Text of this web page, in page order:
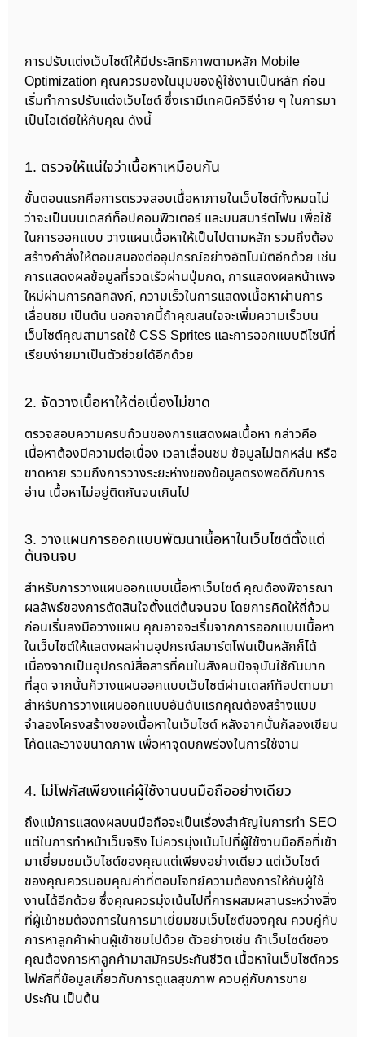
การปรับแต่งเว็บไซต์ให้มีประสิทธิภาพตามหลัก Mobile
Optimization คุณควรมองในมุมของผู้ใช้งานเป็นหลัก ก่อน
เริ่มทำการปรับแต่งเว็บไซต์ ซึ่งเรามีเทคนิควิธีง่าย ๆ ในการมา
เป็นไอเดียให้กับคุณ ดังนี้
1. ตรวจให้แน่ใจว่าเนื้อหาเหมือนกัน
ขั้นตอนแรกคือการตรวจสอบเนื้อหาภายในเว็บไซต์ทั้งหมดไม่
ว่าจะเป็นบนเดสก์ท็อปคอมพิวเตอร์ และบนสมาร์ตโฟน เพื่อใช้
ในการออกแบบ วางแผนเนื้อหาให้เป็นไปตามหลัก รวมถึงต้อง
สร้างคำสั่งให้ตอบสนองต่ออุปกรณ์อย่างอัตโนมัติอีกด้วย เช่น
การแสดงผลข้อมูลที่รวดเร็วผ่านปุ่มกด, การแสดงผลหน้าเพจ
ใหม่ผ่านการคลิกลิงก์, ความเร็วในการแสดงเนื้อหาผ่านการ
เลื่อนชม เป็นต้น นอกจากนี้ถ้าคุณสนใจจะเพิ่มความเร็วบน
เว็บไซต์คุณสามารถใช้ CSS Sprites และการออกแบบดีไซน์ที่
เรียบง่ายมาเป็นตัวช่วยได้อีกด้วย
2. จัดวางเนื้อหาให้ต่อเนื่องไม่ขาด
ตรวจสอบความครบถ้วนของการแสดงผลเนื้อหา กล่าวคือ
เนื้อหาต้องมีความต่อเนื่อง เวลาเลื่อนชม ข้อมูลไม่ตกหล่น หรือ
ขาดหาย รวมถึงการวางระยะห่างของข้อมูลตรงพอดีกับการ
อ่าน เนื้อหาไม่อยู่ติดกันจนเกินไป
3. วางแผนการออกแบบพัฒนาเนื้อหาในเว็บไซต์ตั้งแต่
ต้นจนจบ
สำหรับการวางแผนออกแบบเนื้อหาเว็บไซต์ คุณต้องพิจารณา
ผลลัพธ์ของการตัดสินใจตั้งแต่ต้นจนจบ โดยการคิดให้ถี่ถ้วน
ก่อนเริ่มลงมือวางแผน คุณอาจจะเริ่มจากการออกแบบเนื้อหา
ในเว็บไซต์ให้แสดงผลผ่านอุปกรณ์สมาร์ตโฟนเป็นหลักก็ได้
เนื่องจากเป็นอุปกรณ์สื่อสารที่คนในสังคมปัจจุบันใช้กันมาก
ที่สุด จากนั้นก็วางแผนออกแบบเว็บไซต์ผ่านเดสก์ท็อปตามมา
สำหรับการวางแผนออกแบบอันดับแรกคุณต้องสร้างแบบ
จำลองโครงสร้างของเนื้อหาในเว็บไซต์ หลังจากนั้นก็ลองเขียน
โค้ดและวางขนาดภาพ เพื่อหาจุดบกพร่องในการใช้งาน
4. ไม่โฟกัสเพียงแค่ผู้ใช้งานบนมือถืออย่างเดียว
ถึงแม้การแสดงผลบนมือถือจะเป็นเรื่องสำคัญในการทำ SEO
แต่ในการทำหน้าเว็บจริง ไม่ควรมุ่งเน้นไปที่ผู้ใช้งานมือถือที่เข้า
มาเยี่ยมชมเว็บไซต์ของคุณแต่เพียงอย่างเดียว แต่เว็บไซต์
ของคุณควรมอบคุณค่าที่ตอบโจทย์ความต้องการให้กับผู้ใช้
งานได้อีกด้วย ซึ่งคุณควรมุ่งเน้นไปที่การผสมผสานระหว่างสิ่ง
ที่ผู้เข้าชมต้องการในการมาเยี่ยมชมเว็บไซต์ของคุณ ควบคู่กับ
การหาลูกค้าผ่านผู้เข้าชมไปด้วย ตัวอย่างเช่น ถ้าเว็บไซต์ของ
คุณต้องการหาลูกค้ามาสมัครประกันชีวิต เนื้อหาในเว็บไซต์ควร
โฟกัสที่ข้อมูลเกี่ยวกับการดูแลสุขภาพ ควบคู่กับการขาย
ประกัน เป็นต้น